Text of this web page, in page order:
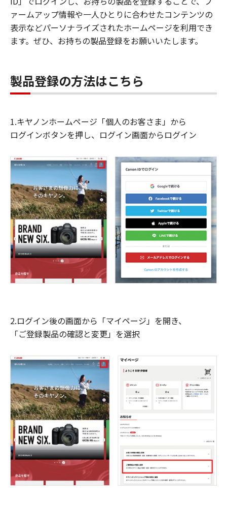
ァームアップ情報や一人ひとりに合わせたコンテンツの
表示などパーソナライズされたホームページを利用でき
ます。ぜひ、お持ちの製品登録をお願いいたします。
製品登録の方法はこちら
1.キヤノンホームページ「個人のお客さま」から
ログインボタンを押し、ログイン画面からログイン
2.ログイン後の画面から「マイページ」を開き、
「ご登録製品の確認と変更」を選択